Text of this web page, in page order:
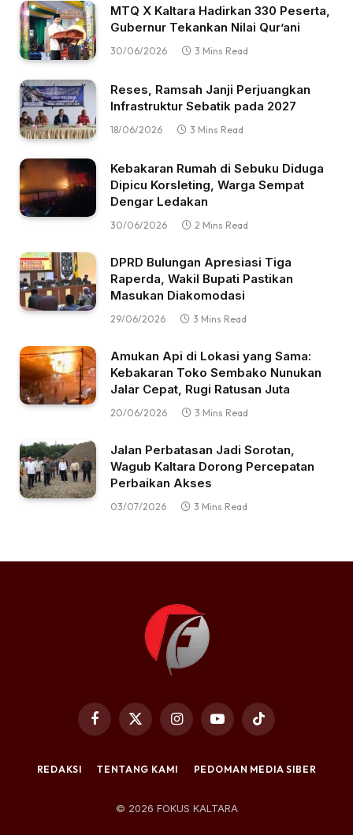
MTQ X Kaltara Hadirkan 330 Peserta,
Gubernur Tekankan Nilai Qur’ani
30/06/2026 3 Mins Read
Reses, Ramsah Janji Perjuangkan
Infrastruktur Sebatik pada 2027
18/06/2026 3 Mins Read
Kebakaran Rumah di Sebuku Diduga
Dipicu Korsleting, Warga Sempat
Dengar Ledakan
30/06/2026 2 Mins Read
DPRD Bulungan Apresiasi Tiga
Raperda, Wakil Bupati Pastikan
Masukan Diakomodasi
29/06/2026 3 Mins Read
Amukan Api di Lokasi yang Sama:
Kebakaran Toko Sembako Nunukan
Jalar Cepat, Rugi Ratusan Juta
20/06/2026 3 Mins Read
Jalan Perbatasan Jadi Sorotan,
Wagub Kaltara Dorong Percepatan
Perbaikan Akses
03/07/2026 3 Mins Read
Facebook
X
(Twitter)
InstagramYouTubeTikTok
REDAKSI TENTANG KAMI PEDOMAN MEDIA SIBER
© 2026 FOKUS KALTARA